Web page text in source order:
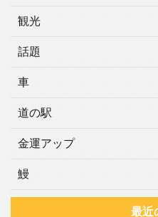
観光
話題
車
道の駅
金運アップ
鰻
最近